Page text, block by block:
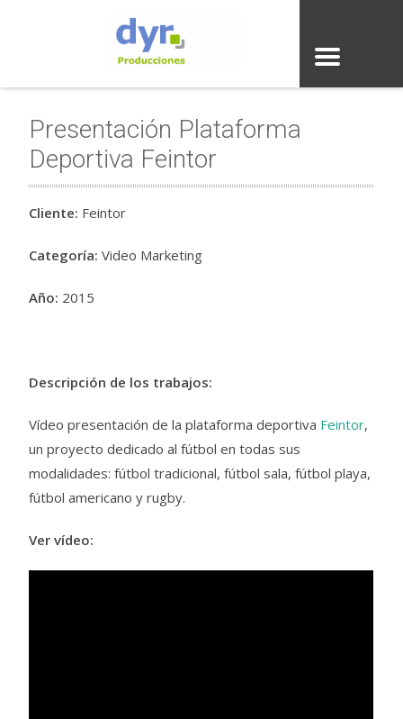
Presentación Plataforma
Deportiva Feintor
Cliente: Feintor
Categoría: Video Marketing
Año: 2015
Descripción de los trabajos:
Vídeo presentación de la plataforma deportiva Feintor,
un proyecto dedicado al fútbol en todas sus
modalidades: fútbol tradicional, fútbol sala, fútbol playa,
fútbol americano y rugby.
Ver vídeo: